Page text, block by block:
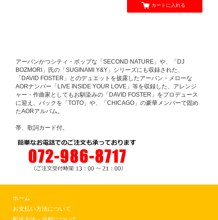
カートに入れる
アーバンかつシティ・ポップな「SECOND NATURE」や、「DJ
BOZMORI」氏の「SUGINAMI Y&Y」シリーズにも収録された、
「DAVID FOSTER」とのデュエットを披露したアーバン・メローな
AORナンバー「LIVE INSIDE YOUR LOVE」等を収録した、アレンジ
ャー・作曲家としてもお馴染みの「DAVID FOSTER」をプロデュース
に迎え、バックを「TOTO」や、「CHICAGO」の豪華メンバーで固め
たAORアルバム。
帯、歌詞カード付。
ホーム
お支払い方法について